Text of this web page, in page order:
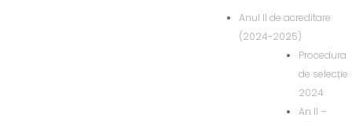
Anul II de acreditare
(2024-2025)
Procedura
de selecție
2024
An II –